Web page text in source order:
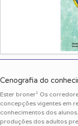
Cenografia do
Ester broner¹ Os
concepções vigentes em
conhecimentos dos
produções dos adultos